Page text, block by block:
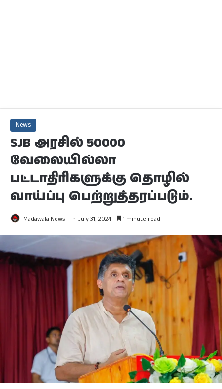
News
SJB அரசில் 50000
வேலையில்லா
பட்டாதிரிகளுக்கு தொழில்
வாய்ப்பு பெற்றுத்தரப்படும்.
Madawala News July 31, 2024 1 minute read